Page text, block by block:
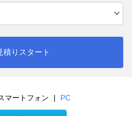
積りスタート
マートフォン | PC